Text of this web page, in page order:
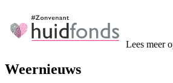
Lees meer
Weernieuws